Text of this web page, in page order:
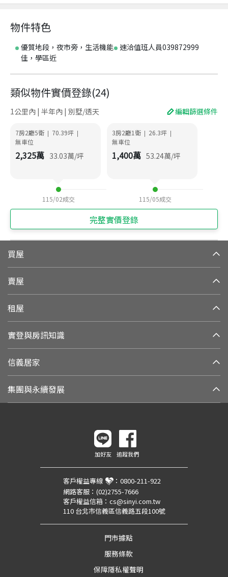
物件特色
優質地段，夜市旁，生活機能
佳，學區近
速洽值班人員039872999
類似物件實價登錄(24)
1公里內 | 半年內 | 別墅/透天 編輯篩選條件
7房2廳5衛 | 70.39坪 |
無車位
2,325萬 33.03萬/坪
115/02成交
3房2廳1衛 | 26.3坪 |
無車位
1,400萬 53.24萬/坪
115/05成交
完整實價登錄
買屋
賣屋
租屋
實登與房訊知識
信義居家
集團與永續發展
加好友 追蹤我們
客戶權益專線 ： 0800-211-922
網路客服： (02)2755-7666
客戶權益信箱： cs@sinyi.com.tw
110 台北市信義區信義路五段100號
門市據點
服務條款
保障隱私權聲明